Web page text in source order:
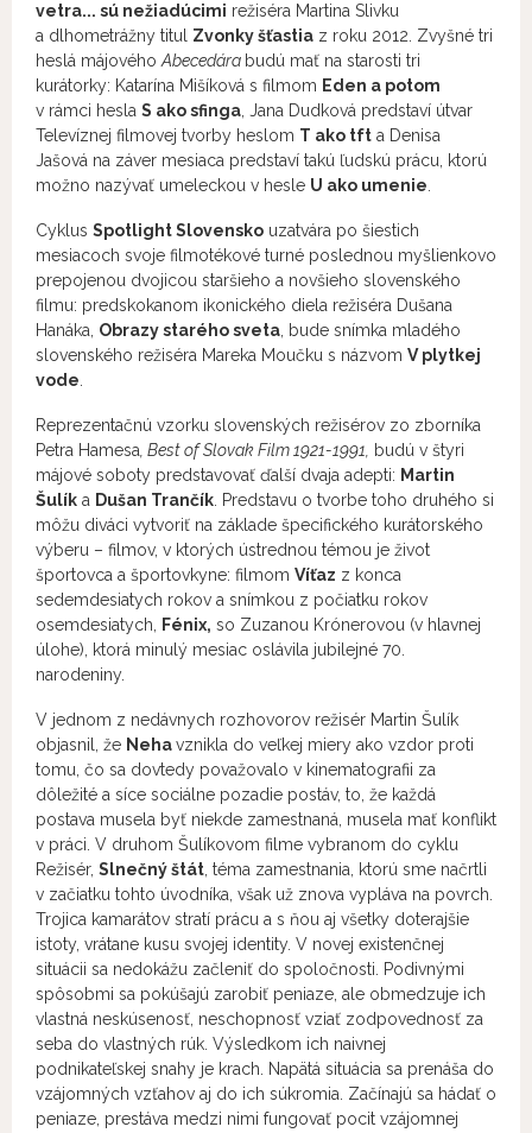
vetra... sú nežiadúcimi režiséra Martina Slivku
a dlhometrážny titul Zvonky šťastia z roku 2012. Zvyšné tri
heslá májového Abecedára budú mať na starosti tri
kurátorky: Katarína Mišíková s filmom Eden a potom
v rámci hesla S ako sfinga , Jana Dudková predstaví útvar
Televíznej filmovej tvorby heslom T ako tft a Denisa
Jašová na záver mesiaca predstaví takú ľudskú prácu, ktorú
možno nazývať umeleckou v hesle U ako umenie
Cyklus Spotlight Slovensko uzatvára po šiestich
mesiacoch svoje filmotékové turné poslednou myšlienkovo
prepojenou dvojicou staršieho a novšieho slovenského
filmu: predskokanom ikonického diela režiséra Dušana
Hanáka, Obrazy starého sveta , bude snímka mladého
slovenského režiséra Mareka Moučku s názvom V plytkej
vode
Reprezentačnú vzorku slovenských režisérov zo zborníka
Petra Hamesa , Best of Slovak Film 1921-1991,
budú v štyri
májové soboty predstavovať ďalší dvaja adepti: Martin
Šulík a Dušan Trančík . Predstavu o tvorbe toho druhého si
môžu diváci vytvoriť na základe špecifického kurátorského
výberu – filmov, v ktorých ústrednou témou je život
športovca a športovkyne: filmom Víťaz z konca
sedemdesiatych rokov a snímkou z počiatku rokov
osemdesiatych,
Fénix, so Zuzanou Krónerovou (v hlavnej
úlohe), ktorá minulý mesiac oslávila jubilejné 70.
narodeniny.
V jednom z nedávnych rozhovorov režisér Martin Šulík
objasnil, že Nehavznikla do veľkej miery ako vzdor proti
tomu, čo sa dovtedy považovalo v kinematografii za
dôležité a síce sociálne pozadie postáv, to, že každá
postava musela byť niekde zamestnaná, musela mať konflikt
v práci. V druhom Šulíkovom filme vybranom do cyklu
Režisér, Slnečný štát , téma zamestnania, ktorú sme načrtli
v začiatku tohto úvodníka, však už znova vypláva na povrch.
Trojica kamarátov stratí prácu a s ňou aj všetky doterajšie
istoty, vrátane kusu svojej identity. V novej existenčnej
situácii sa nedokážu začleniť do spoločnosti. Podivnými
spôsobmi sa pokúšajú zarobiť peniaze, ale obmedzuje ich
vlastná neskúsenosť, neschopnosť vziať zodpovednosť za
seba do vlastných rúk. Výsledkom ich naivnej
podnikateľskej snahy je krach. Napätá situácia sa prenáša do
vzájomných vzťahov aj do ich súkromia. Začínajú sa hádať o
peniaze, prestáva medzi nimi fungovať pocit vzájomnej